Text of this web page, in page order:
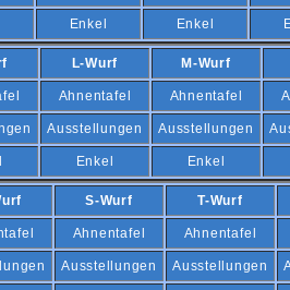
Enkel Enkel
L-Wurf M-Wurf
Ahnentafel Ahnentafel
Ausstellungen Ausstellungen
Enkel Enkel
S-Wurf T-Wurf
Ahnentafel Ahnentafel
Ausstellungen Ausstellungen